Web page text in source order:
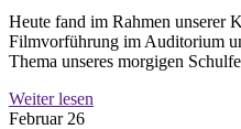
Heute fand im Rahmen unserer
Filmvorführung im Auditorium
Thema unseres morgigen
Weiter lesen
Februar 26